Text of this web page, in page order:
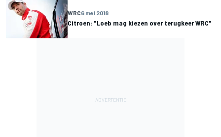
WRC6 mei 2018
Citroen: "Loeb mag kiezen over terugkeer WRC"